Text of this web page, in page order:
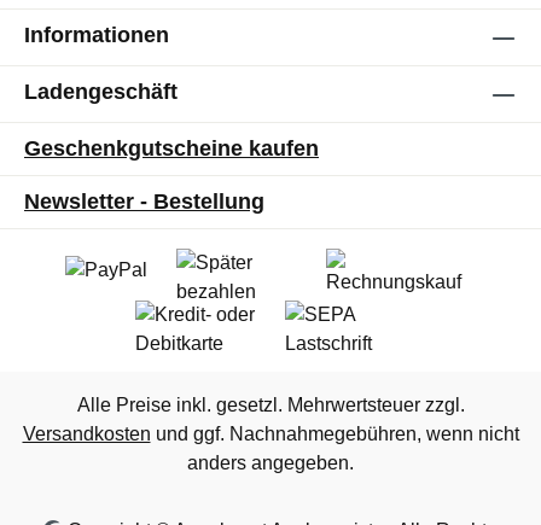
Informationen
Ladengeschäft
Geschenkgutscheine kaufen
Newsletter - Bestellung
Alle Preise inkl. gesetzl. Mehrwertsteuer zzgl.
Versandkosten und ggf. Nachnahmegebühren, wenn nicht
anders angegeben.